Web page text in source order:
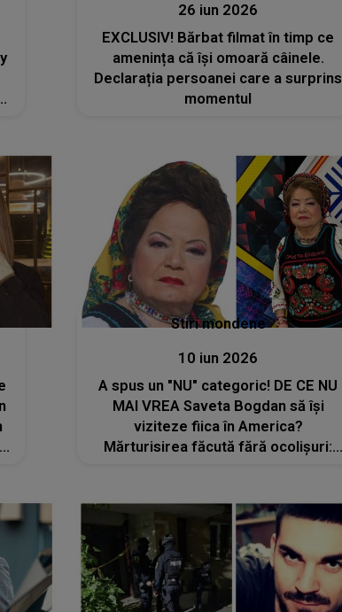
26 iun 2026
EXCLUSIV! Bărbat filmat în timp ce
amenința că își omoară câinele.
Declarația persoanei care a surprins
momentul
Stiri mondene
10 iun 2026
A spus un "NU" categoric! DE CE NU
MAI VREA Saveta Bogdan să își
viziteze fiica în America?
Mărturisirea făcută fără ocolișuri: